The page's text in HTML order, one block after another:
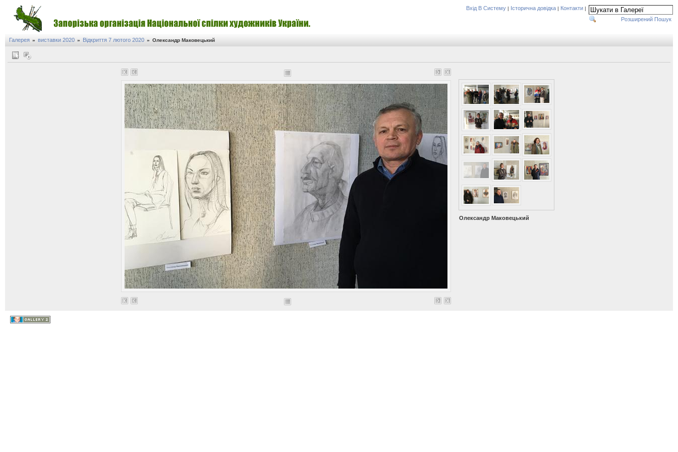
Вхід В Систему | Історична довідка | Контакти |
Розширений Пошук
Галерея » виставки 2020 » Відкриття 7 лютого 2020 » Олександр Маковецький
Олександр Маковецький